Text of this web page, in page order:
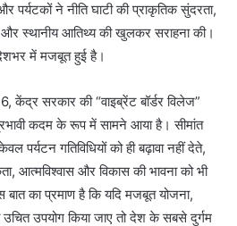
पर्यटकों ने नीति घाटी की प्राकृतिक सुंदरता,
और स्थानीय आतिथ्य की खुलकर सराहना की।
में मजबूत हुई है।
केंद्र सरकार की “वाइब्रेंट बॉर्डर विलेज”
कदम के रूप में सामने आया है। सीमांत
पर्यटन गतिविधियों को ही बढ़ावा नहीं देते,
आत्मविश्वास और विकास की भावना को भी
का प्रमाण है कि यदि मजबूत योजना,
उपयोग किया जाए तो देश के सबसे दुर्गम